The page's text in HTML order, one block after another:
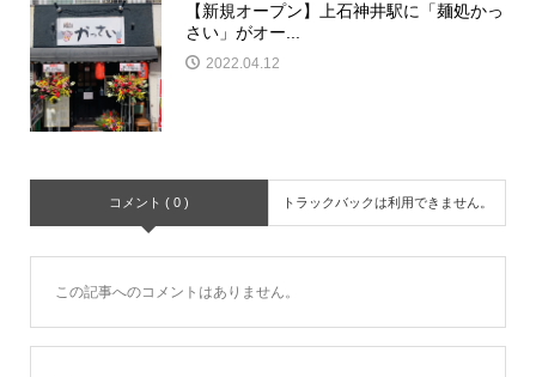
【新規オープン】上石神井駅に「麺処かっ
さい」がオー...
2022.04.12
コメント ( 0 ) トラックバックは利用できません。
この記事へのコメントはありません。